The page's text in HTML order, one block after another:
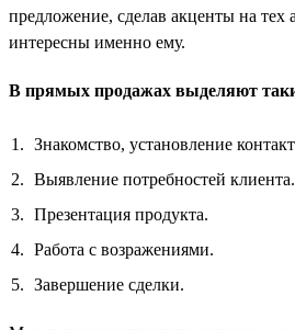
предложение, сделав акценты на тех
интересны именно ему.
В прямых продажах выделяют
Знакомство, установление
Выявление потребностей клиента.
Презентация продукта.
Работа с возражениями.
Завершение сделки.